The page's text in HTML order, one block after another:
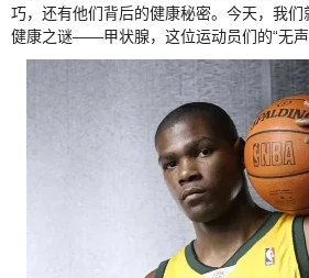
巧，还有他们背后的健康秘密。今天，我
健康之谜——甲状腺，这位运动员们的“无声